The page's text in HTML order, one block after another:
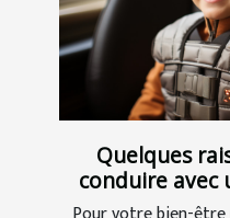
Quelques
conduire avec